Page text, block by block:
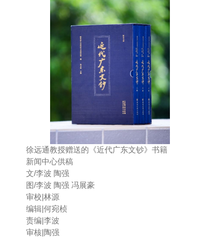
徐远通教授赠送的《近代广东文钞》书籍
新闻中心供稿
文/李波 陶强
图/李波 陶强 冯展豪
审校|林源
编辑|何宛桢
责编|李波
审核|陶强